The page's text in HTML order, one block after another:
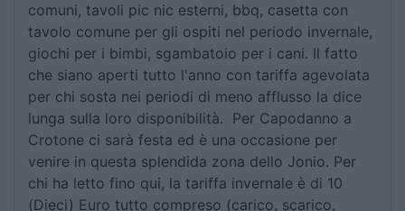
comuni, tavoli pic nic esterni, bbq, casetta con
tavolo comune per gli ospiti nel periodo invernale,
giochi per i bimbi, sgambatoio per i cani. Il fatto
che siano aperti tutto l'anno con tariffa agevolata
per chi sosta nei periodi di meno afflusso la dice
lunga sulla loro disponibilità. Per Capodanno a
Crotone ci sarà festa ed è una occasione per
venire in questa splendida zona dello Jonio. Per
chi ha letto fino qui, la tariffa invernale è di 10
(Dieci) Euro tutto compreso (carico, scarico,